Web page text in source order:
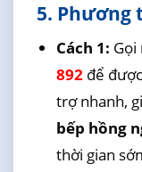
5. Phương
Cách 1: Gọi
892để
trợ nhanh,
bếp hồng
thời gian